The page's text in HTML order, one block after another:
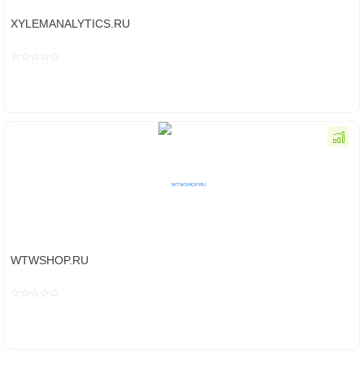
XYLEMANALYTICS.RU
WTWSHOP.RU